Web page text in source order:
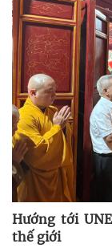
Hướng tới
thế giới